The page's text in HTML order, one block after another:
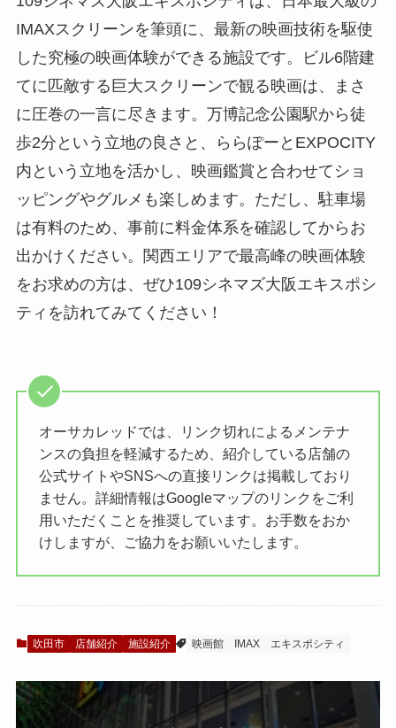
IMAXスクリーンを筆頭に、最新の映画技術を駆使
した究極の映画体験ができる施設です。ビル6階建
てに匹敵する巨大スクリーンで観る映画は、まさ
に圧巻の一言に尽きます。万博記念公園駅から徒
歩2分という立地の良さと、ららぽーとEXPOCITY
内という立地を活かし、映画鑑賞と合わせてショ
ッピングやグルメも楽しめます。ただし、駐車場
は有料のため、事前に料金体系を確認してからお
出かけください。関西エリアで最高峰の映画体験
をお求めの方は、ぜひ109シネマズ大阪エキスポシ
ティを訪れてみてください！
オーサカレッドでは、リンク切れによるメンテナ
ンスの負担を軽減するため、紹介している店舗の
公式サイトやSNSへの直接リンクは掲載しており
ません。詳細情報はGoogleマップのリンクをご利
用いただくことを推奨しています。お手数をおか
けしますが、ご協力をお願いいたします。
吹田市 店舗紹介 施設紹介 映画館 IMAX エキスポシティ